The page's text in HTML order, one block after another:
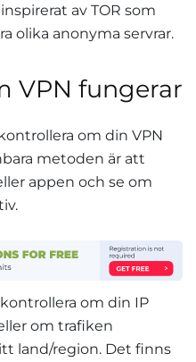
av TOR som
olika anonyma servrar.
VPN fungerar
om din VPN
metoden är att
appen och se om
om din IP
om trafiken
land/region. Det finns